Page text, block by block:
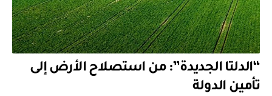
“الدلتا الجديدة”: من استصلاح الأرض إلى
تأمين الدولة